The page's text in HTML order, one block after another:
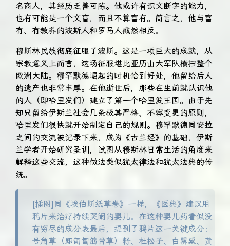
名商人，其经历乏善可陈。他或许有识文断字的能力，
也有可能是一个文盲，而且不算富有。简言之，他与富
有、有教养的波斯人和罗马人截然相反。
穆斯林民族彻底征服了波斯。这是一项巨大的成就，从
宗教意义上而言，这场征服堪比亚历山大军队横扫整个
欧洲大陆。穆罕默德崛起的时机恰到好处，他留给后人
的遗产也非常丰厚。在他逝世后，那些在生前就认识他
的人（即哈里发们）建立了第一个哈里发王国。由于先
知只留给伊斯兰社会几条极其严格、不容变更的原则，
哈里发们很快就开始制定自己的规则。穆罕默德同安拉
之间的交流被记录下来，成为《古兰经》的基础，伊斯
兰学者开始研究圣训，试图从穆斯林日常生活的角度来
解释这些交流，这种做法类似犹太律法和犹太法典的传
统。
[插图]同《埃伯斯纸草卷》一样，《医典》建议用
鸦片来治疗持续哭闹的婴儿。在这种婴儿药看似没
有穷尽的成分表最后，提到了鸦片这一关键成分：
号角草（即匍匐筋骨草）籽、杜松子、白罂粟、黄